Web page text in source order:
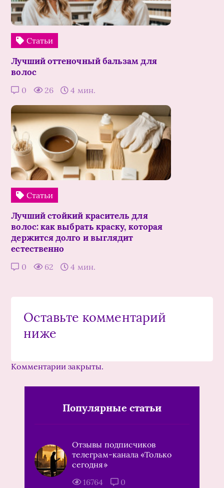
Статьи
Лучший оттеночный бальзам для
волос
0 26 4 мин.
Статьи
Лучший стойкий краситель для
волос: как выбрать краску, которая
держится долго и выглядит
естественно
0 62 4 мин.
Оставьте комментарий
ниже
Комментарии закрыты.
Популярные статьи
Отзывы подписчиков
телеграм-канала «Только
сегодня»
16764
0